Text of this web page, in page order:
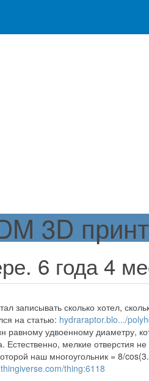
3D
6 года 4
записывать сколько хотел,
на статью: hydraraptor.blo.../
равному удвоенному диаметру,
мелкие отверстия не
наш многоугольник = 8/
thing:6118